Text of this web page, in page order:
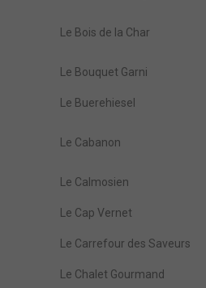
Le Bois de la Char
Le Bouquet Garni
Le Buerehiesel
Le Cabanon
Le Calmosien
Le Cap Vernet
Le Carrefour des Saveurs
Le Chalet Gourmand